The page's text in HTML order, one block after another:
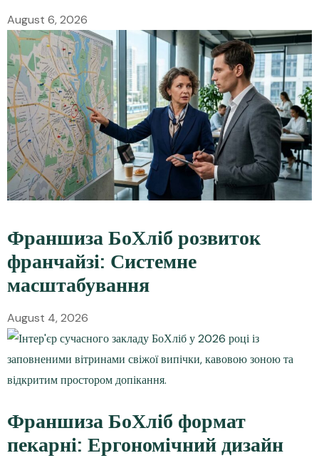
August 6, 2026
Франшиза БоХліб розвиток
франчайзі: Системне
масштабування
August 4, 2026
Франшиза БоХліб формат
пекарні: Ергономічний дизайн